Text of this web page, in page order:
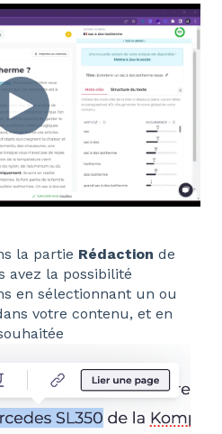
la partie Rédaction de
avez la possibilité
en sélectionnant un ou
votre contenu, et en